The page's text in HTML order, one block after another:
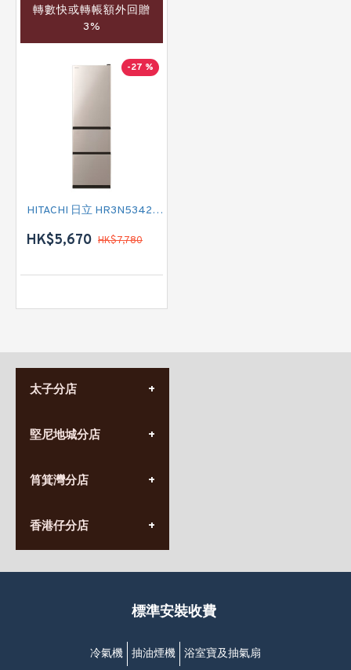
轉數快或轉帳額外回贈
3%
-27 %
HITACHI 日立 HR3N5342EAL 三門雪櫃 (左門鉸)
HK$5,670 HK$7,780
太子分店
營業時間:
九龍太子太子道西141號
堅尼地城分店
營業時間:
香港堅尼地城卑路乍街
(堅尼地城地鐵站B出口)
筲箕灣分店
營業時間:
(10:00am-20:30pm)
香港仔分店
營業時間:
香港香港仔成都道20-28號
(黃竹坑地鐵站轉4M專線小巴)
標準安裝收費
冷氣機 抽油煙機 浴室寶及抽氣扇